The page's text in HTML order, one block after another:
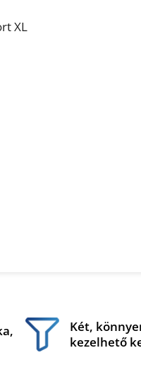
XL
Két,
kezelhető